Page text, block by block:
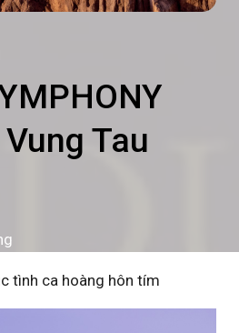
Tau
tình ca hoàng hôn tím